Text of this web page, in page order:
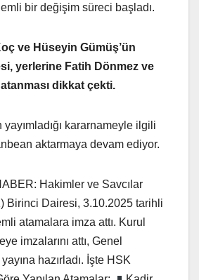
bir değişim süreci başladı.
ve Hüseyin Gümüş’ün
yerlerine Fatih Dönmez ve
atanması dikkat çekti.
yayımladığı kararnameyle ilgili
aktarmaya devam ediyor.
Hakimler ve Savcılar
Birinci Dairesi, 3.10.2025 tarihli
atamalara imza attı. Kurul
imzalarını attı, Genel
hazırladı. İşte HSK